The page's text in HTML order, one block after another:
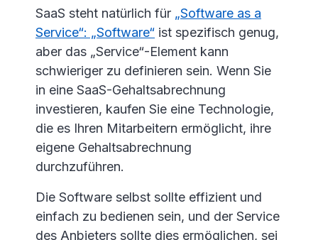
SaaS steht natürlich für „Software as a
Service“: „Software“ ist spezifisch genug,
aber das „Service“-Element kann
schwieriger zu definieren sein. Wenn Sie
in eine SaaS-Gehaltsabrechnung
investieren, kaufen Sie eine Technologie,
die es Ihren Mitarbeitern ermöglicht, ihre
eigene Gehaltsabrechnung
durchzuführen.
Die Software selbst sollte effizient und
einfach zu bedienen sein, und der Service
des Anbieters sollte dies ermöglichen, sei